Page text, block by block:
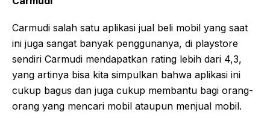
Carmudi salah satu aplikasi jual beli mobil yang saat
ini juga sangat banyak penggunanya, di playstore
sendiri Carmudi mendapatkan rating lebih dari 4,3,
yang artinya bisa kita simpulkan bahwa aplikasi ini
cukup bagus dan juga cukup membantu bagi orang-
orang yang mencari mobil ataupun menjual mobil.